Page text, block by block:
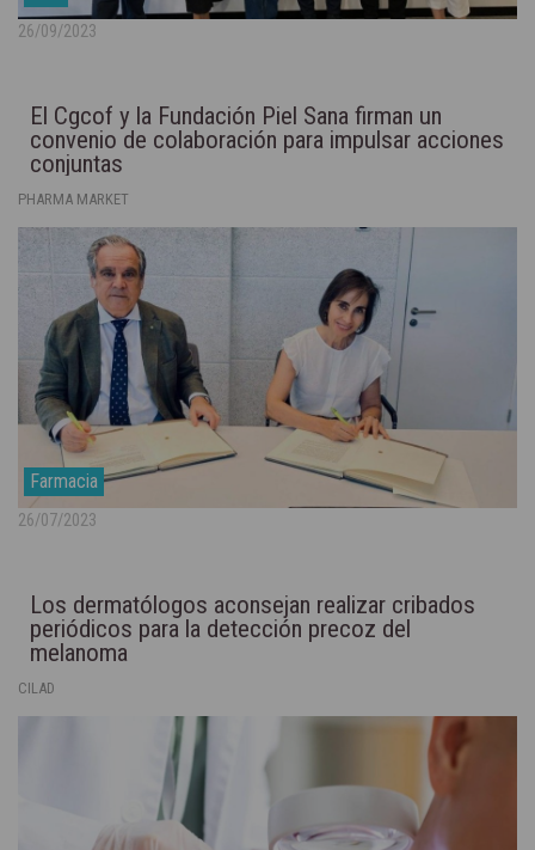
26/09/2023
El Cgcof y la Fundación Piel Sana firman un
convenio de colaboración para impulsar acciones
conjuntas
PHARMA MARKET
Farmacia
26/07/2023
Los dermatólogos aconsejan realizar cribados
periódicos para la detección precoz del
melanoma
CILAD